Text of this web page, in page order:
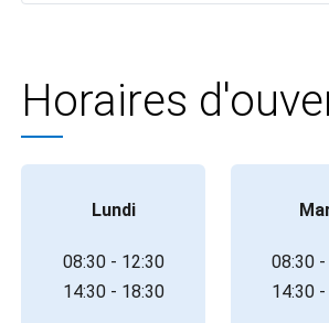
Horaires
Lundi
08:30 - 12:30
14:30 - 18:30
08:30
14:30